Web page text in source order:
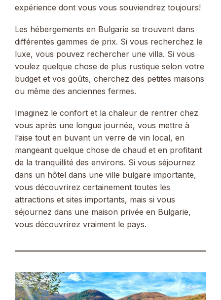
expérience dont vous vous souviendrez toujours!
Les hébergements en Bulgarie se trouvent dans
différentes gammes de prix. Si vous recherchez le
luxe, vous pouvez rechercher une villa. Si vous
voulez quelque chose de plus rustique selon votre
budget et vos goûts, cherchez des petites maisons
ou même des anciennes fermes.
Imaginez le confort et la chaleur de rentrer chez
vous après une longue journée, vous mettre à
l’aise tout en buvant un verre de vin local, en
mangeant quelque chose de chaud et en profitant
de la tranquillité des environs. Si vous séjournez
dans un hôtel dans une ville bulgare importante,
vous découvrirez certainement toutes les
attractions et sites importants, mais si vous
séjournez dans une maison privée en Bulgarie,
vous découvrirez vraiment le pays.